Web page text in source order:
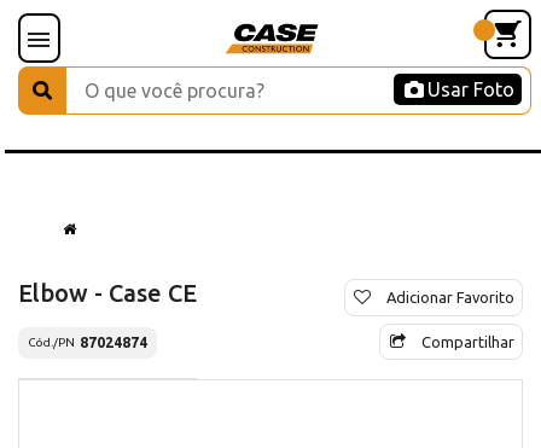
Usar Foto
Elbow - Case CE
Cód./PN 87024874
Adicionar Favorito
Compartilhar